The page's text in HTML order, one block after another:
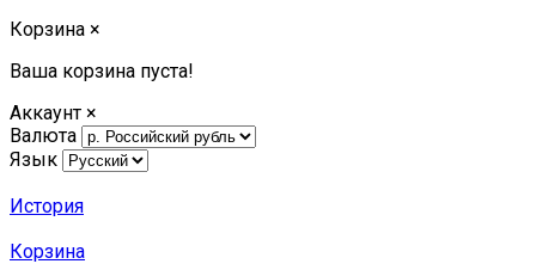
Корзина ×
Ваша корзина пуста!
Аккаунт ×
Валюта
Язык
История
Корзина